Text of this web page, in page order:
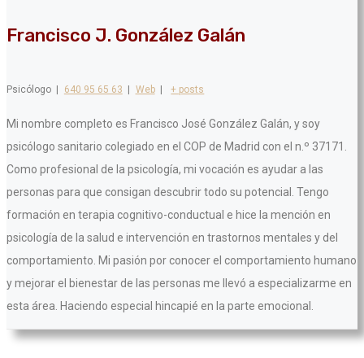
Francisco J. González Galán
Psicólogo 640 95 65 63 Web + posts
Mi nombre completo es Francisco José González Galán, y soy
psicólogo sanitario colegiado en el COP de Madrid con el n.º 37171.
Como profesional de la psicología, mi vocación es ayudar a las
personas para que consigan descubrir todo su potencial. Tengo
formación en terapia cognitivo-conductual e hice la mención en
psicología de la salud e intervención en trastornos mentales y del
comportamiento. Mi pasión por conocer el comportamiento humano
y mejorar el bienestar de las personas me llevó a especializarme en
esta área. Haciendo especial hincapié en la parte emocional.